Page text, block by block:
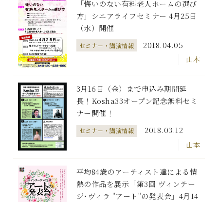
「悔いのない有料老人ホームの選び
方」シニアライフセミナー 4月25日
（水）開催
セミナー・講演情報 2018.04.05
山本
3月16日（金）まで申込み期間延
長！Kosha33オープン記念無料セミ
ナー開催！
セミナー・講演情報 2018.03.12
山本
平均84歳のアーティスト達による情
熱の作品を展示「第3回 ヴィンテー
ジ･ヴィラ "アート"の発表会」4月14